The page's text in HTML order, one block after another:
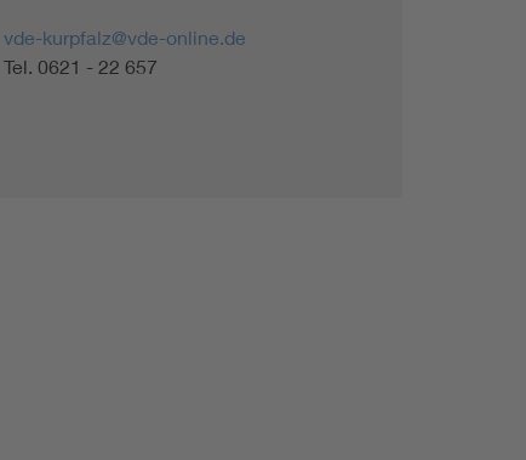
vde-kurpfalz@vde-online.de
Tel. 0621 - 22 657